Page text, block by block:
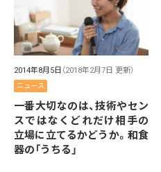
2014年8月5日 （2018年2月7日 更新）
ニュース
一番大切なのは、技術やセン
スではなくどれだけ相手の
立場に立てるかどうか。和食
器の「うちる」